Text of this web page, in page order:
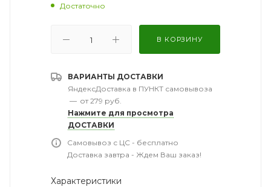
Достаточно
В КОРЗИНУ
ВАРИАНТЫ ДОСТАВКИ
ЯндексДоставка в ПУНКТ самовывоза
— от 279 руб.
Нажмите для просмотра
ДОСТАВКИ
Самовывоз с ЦС - бесплатно
Доставка завтра - Ждем Ваш заказ!
Характеристики